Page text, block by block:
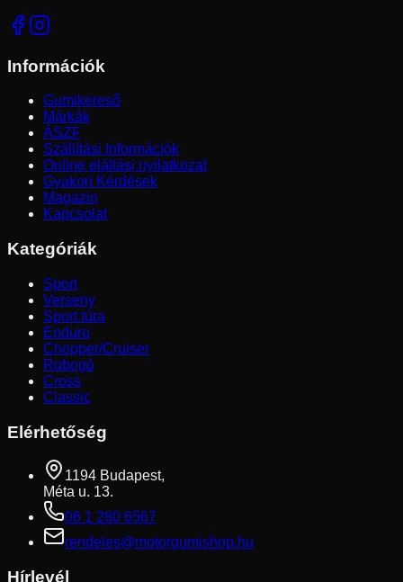
Információk
Gumikereső
Márkák
ÁSZF
Szállítási Információk
Online elállási nyilatkozat
Gyakori Kérdések
Magazin
Kapcsolat
Kategóriák
Sport
Verseny
Sport túra
Enduro
Chopper/Cruiser
Robogó
Cross
Classic
Elérhetőség
1194 Budapest,
Méta u. 13.
06 1 280 6567
rendeles@motorgumishop.hu
Hírlevél